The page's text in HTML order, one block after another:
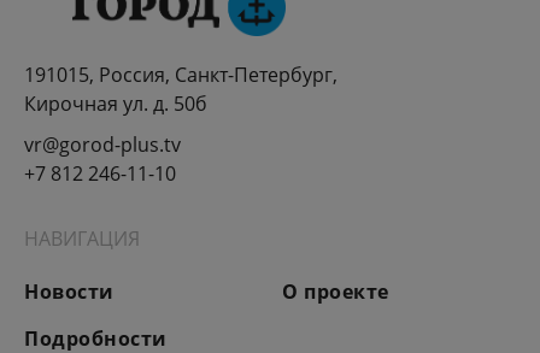
191015, Россия, Санкт-Петербург,
Кирочная ул. д. 50б
vr@gorod-plus.tv
+7 812 246-11-10
НАВИГАЦИЯ
Новости
Подробности
О проекте